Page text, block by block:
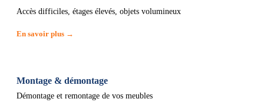
Accès difficiles, étages élevés, objets volumineux
En savoir plus →
Montage & démontage
Démontage et remontage de vos meubles